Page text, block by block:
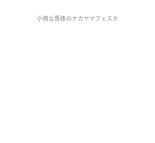
小柄な馬体のナカヤマフェスタ